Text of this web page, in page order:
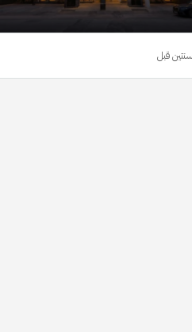
‏سنتين قبل